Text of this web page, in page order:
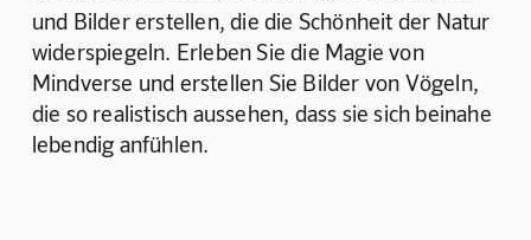
und Bilder erstellen, die die Schönheit der Natur
widerspiegeln. Erleben Sie die Magie von
Mindverse und erstellen Sie Bilder von Vögeln,
die so realistisch aussehen, dass sie sich beinahe
lebendig anfühlen.